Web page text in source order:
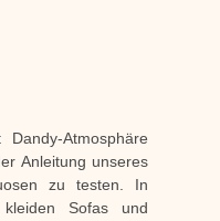
Atmosphäre
Anleitung unseres
zu testen. In
Sofas und